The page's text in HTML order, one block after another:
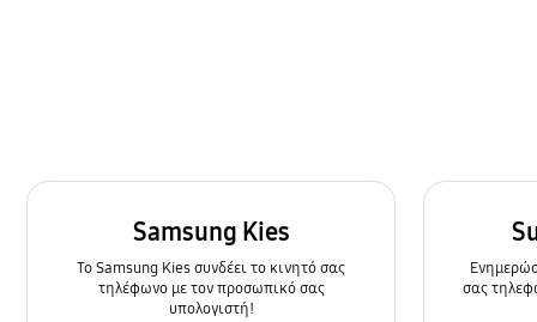
Samsung Kies
To Samsung Kies συνδέει το κινητό σας
τηλέφωνο με τον προσωπικό σας
υπολογιστή!
σας